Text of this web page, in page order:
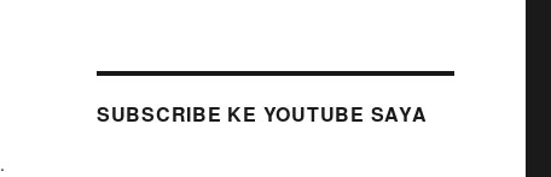
SUBSCRIBE KE YOUTUBE SAYA